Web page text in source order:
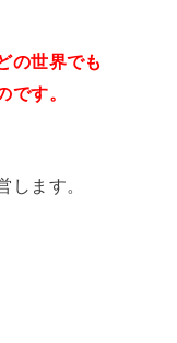
の世界でも
です。
します。